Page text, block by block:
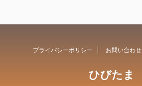
プライバシーポリシー お問い合わせ
ひびたま